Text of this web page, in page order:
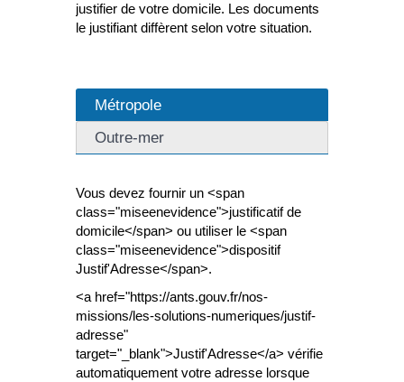
justifier de votre domicile. Les documents
le justifiant diffèrent selon votre situation.
Métropole
Outre-mer
Vous devez fournir un <span
class="miseenevidence">justificatif de
domicile</span> ou utiliser le <span
class="miseenevidence">dispositif
Justif'Adresse</span>.
<a href="https://ants.gouv.fr/nos-
missions/les-solutions-numeriques/justif-
adresse"
target="_blank">Justif'Adresse</a> vérifie
automatiquement votre adresse lorsque